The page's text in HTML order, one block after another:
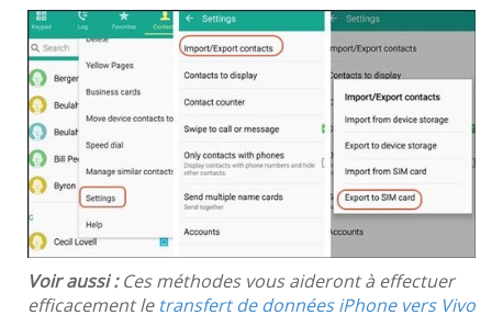
Voir aussi : Ces méthodes vous aideront à effectuer
efficacement le transfert de données iPhone vers Vivo